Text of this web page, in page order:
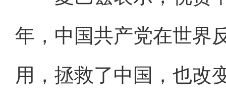
年，中国共产党在世界
用，拯救了中国，也改